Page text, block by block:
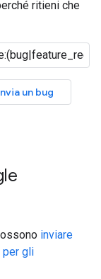
ritieni che
un bug
inviare
per gli